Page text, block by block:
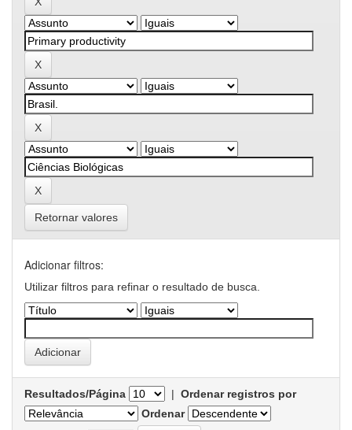
Retornar valores
Adicionar filtros:
Utilizar filtros para refinar o resultado de busca.
Resultados/Página | Ordenar registros por
Ordenar